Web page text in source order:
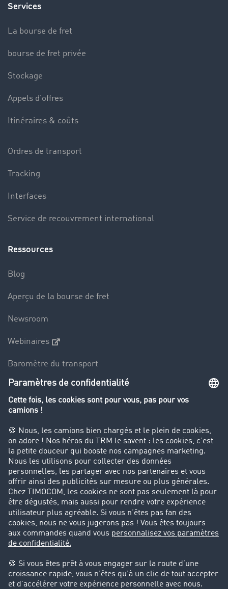
Services
La bourse de fret
bourse de fret privée
Stockage
Appels d’offres
Itinéraires & coûts
Ordres de transport
Tracking
Interfaces
Service de recouvrement international
Ressources
Blog
Aperçu de la bourse de fret
Newsroom
Webinaires
Baromètre du transport
Le dictionnaire du transport
Interdiction de circulation des poids lourds
Entreprise
Parrainage clients
Success Stories
Cadre légal
Mentions légales
Protection des données